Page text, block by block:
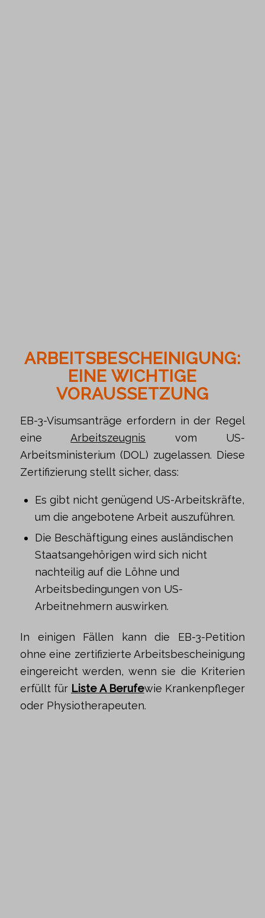
ARBEITSBESCHEINIGUNG:
EINE WICHTIGE
VORAUSSETZUNG
EB-3-Visumsanträge erfordern in der Regel
eineArbeitszeugnis vom US-
Arbeitsministerium (DOL) zugelassen. Diese
Zertifizierung stellt sicher, dass:
Es gibt nicht genügend US-Arbeitskräfte,
um die angebotene Arbeit auszuführen.
Die Beschäftigung eines ausländischen
Staatsangehörigen wird sich nicht
nachteilig auf die Löhne und
Arbeitsbedingungen von US-
Arbeitnehmern auswirken.
In einigen Fällen kann die EB-3-Petition
ohne eine zertifizierte Arbeitsbescheinigung
eingereicht werden, wenn sie die Kriterien
erfüllt für Liste A Berufewie Krankenpfleger
oder Physiotherapeuten.